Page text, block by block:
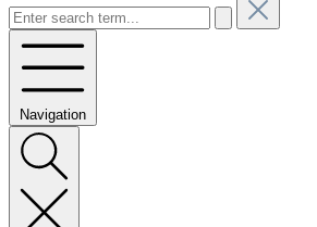
Navigation